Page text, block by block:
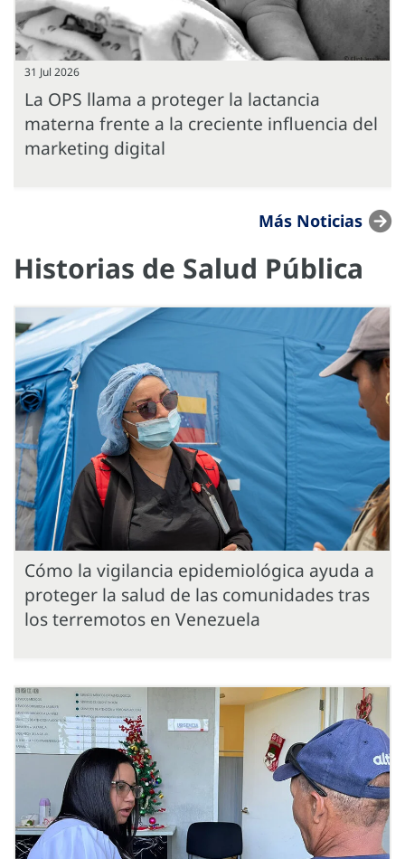
31 Jul 2026
La OPS llama a proteger la lactancia
materna frente a la creciente influencia del
marketing digital
Más Noticias
Historias de Salud Pública
Cómo la vigilancia epidemiológica ayuda a
proteger la salud de las comunidades tras
los terremotos en Venezuela